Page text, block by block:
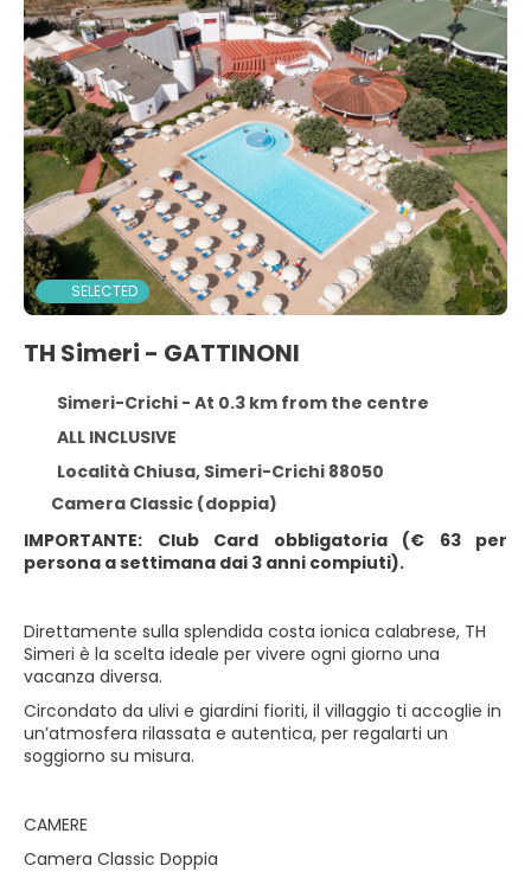
SELECTED
TH Simeri - GATTINONI
Simeri-Crichi - At 0.3 km from the centre
ALL INCLUSIVE
Località Chiusa, Simeri-Crichi 88050
Camera Classic (doppia)
IMPORTANTE: Club Card obbligatoria (€ 63 per
persona a settimana dai 3 anni compiuti).
Direttamente sulla splendida costa ionica calabrese, TH
Simeri è la scelta ideale per vivere ogni giorno una
vacanza diversa.
Circondato da ulivi e giardini fioriti, il villaggio ti accoglie in
un’atmosfera rilassata e autentica, per regalarti un
soggiorno su misura.
CAMERE
Camera Classic Doppia